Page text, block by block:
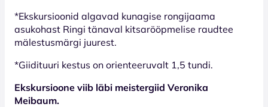
*Ekskursioonid algavad kunagise rongijaama
asukohast Ringi tänaval kitsarööpmelise raudtee
mälestusmärgi juurest.
*Giidituuri kestus on orienteeruvalt 1,5 tundi.
Ekskursioone viib läbi meistergiid Veronika
Meibaum.